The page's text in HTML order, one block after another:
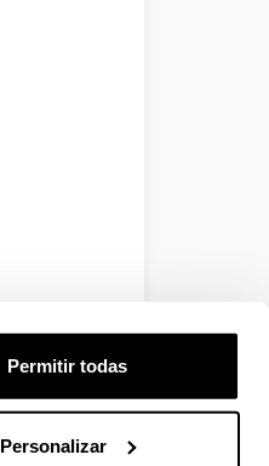
Permitir todas
Personalizar